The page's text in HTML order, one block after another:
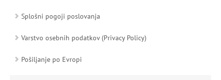
Splošni pogoji poslovanja
Varstvo osebnih podatkov (Privacy Policy)
Pošiljanje po Evropi